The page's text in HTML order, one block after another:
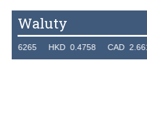
Waluty
HKD 0.4758 CAD